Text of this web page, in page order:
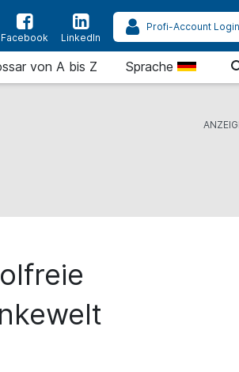
Facebook LinkedIn
Profi-Account Login
von A bis Z Sprache